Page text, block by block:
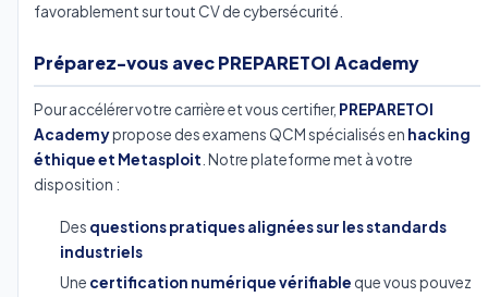
favorablement sur tout CV de cybersécurité.
Préparez-vous avec PREPARETOI Academy
Pour accélérer votre carrière et vous certifier, PREPARETOI
Academypropose des examens QCM spécialisés en hacking
éthique et Metasploit . Notre plateforme met à votre
disposition :
Des questions pratiques alignées sur les standards
industriels
Une certification numérique vérifiable que vous pouvez